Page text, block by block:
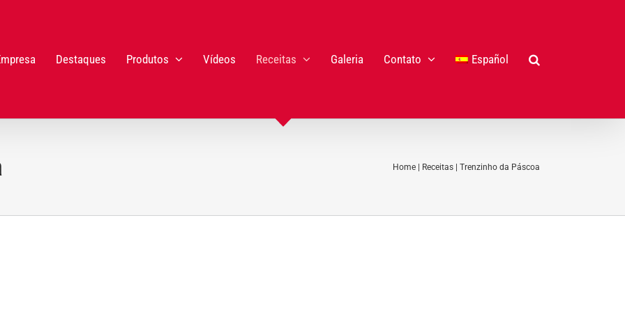
Destaques Produtos Vídeos Receitas Galeria Contato Español
Home Receitas Trenzinho da Páscoa